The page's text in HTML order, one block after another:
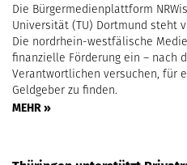
Die Bürgermedienplattform
Universität (TU) Dortmund steht
Die nordrhein-westfälische
finanzielle Förderung ein – nach
Verantwortlichen versuchen, für
Geldgeber zu finden.
MEHR »